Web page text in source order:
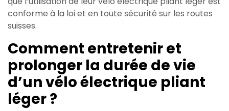
conforme à la loi et en toute sécurité sur les routes
suisses.
Comment entretenir et
prolonger la durée de vie
d’un vélo électrique pliant
léger ?